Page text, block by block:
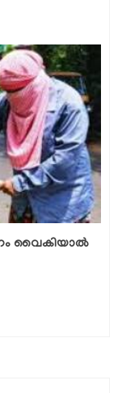
വൈകിയാൽ